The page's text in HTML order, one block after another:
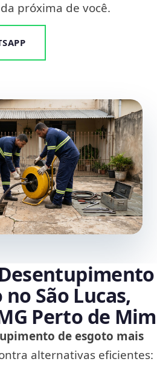
próxima de você.
São Lucas,
Perto de Mim
de esgoto mais
alternativas eficientes: